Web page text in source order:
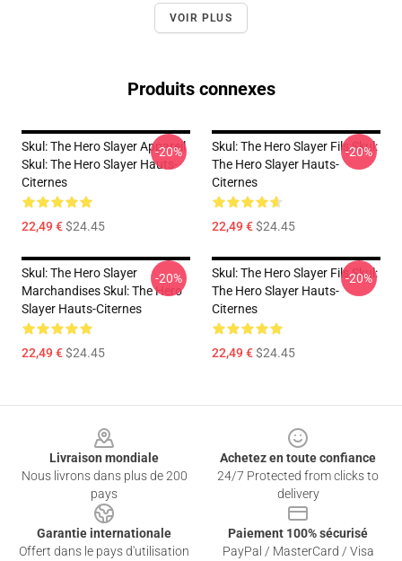
VOIR PLUS
Produits connexes
Skul: The Hero Slayer Appareil
Skul: The Hero Slayer Hauts-
Citernes
22,49 €$24.45
-20%
Skul: The Hero Slayer Fils Skul:
The Hero Slayer Hauts-
Citernes
22,49 €$24.45
-20%
Skul: The Hero Slayer
Marchandises Skul: The Hero
Slayer Hauts-Citernes
22,49 €$24.45
-20%
Skul: The Hero Slayer Fils Skul:
The Hero Slayer Hauts-
Citernes
22,49 €$24.45
-20%
Livraison mondiale
Nous livrons dans plus de 200
pays
Achetez en toute confiance
24/7 Protected from clicks to
delivery
Garantie internationale
Offert dans le pays d'utilisation
Paiement 100% sécurisé
PayPal / MasterCard / Visa